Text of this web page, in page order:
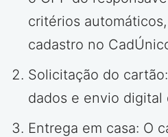
critérios
cadastro no
Solicitação do
dados e envio digital
Entrega em casa: O